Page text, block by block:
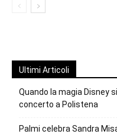
Ultimi Articoli
Quando la magia Disney
concerto a Polistena
Palmi celebra Sandra